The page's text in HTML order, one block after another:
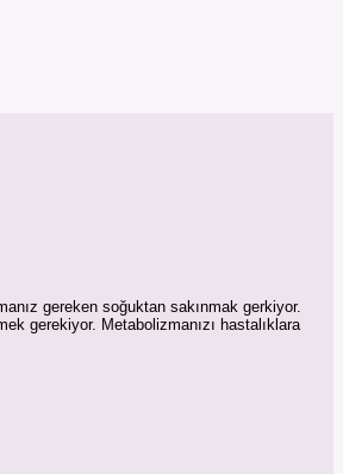
gereken soğuktan sakınmak gerkiyor.
gerekiyor. Metabolizmanızı hastalıklara